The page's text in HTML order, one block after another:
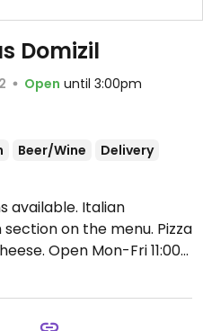
Domizil
2 Open until 3:00pm
Beer/Wine
Delivery
available. Italian
on the menu. Pizza
Open Mon-Fri 11:00-
17:00-22:00, Sat 11:00-